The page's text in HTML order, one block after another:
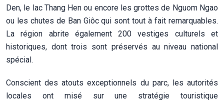
Den, le lac Thang Hen ou encore les grottes de Nguom Ngao
ou les chutes de Ban Giôc qui sont tout à fait remarquables.
La région abrite également 200 vestiges culturels et
historiques, dont trois sont préservés au niveau national
spécial.
Conscient des atouts exceptionnels du parc, les autorités
locales ont misé sur une stratégie touristique